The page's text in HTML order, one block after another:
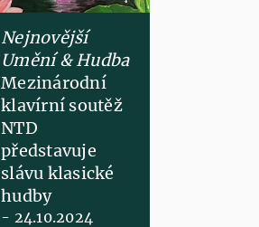
Nejnovější
Umění & Hudba
​Mezinárodní
klavírní soutěž
NTD
představuje
slávu klasické
hudby
- 24.10.2024